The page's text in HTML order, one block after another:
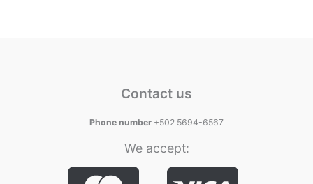
Contact us
Phone number +502 5694-6567
We accept: